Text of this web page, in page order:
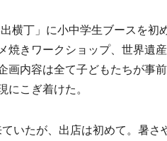
横丁」に小中学生ブースを初
焼きワークショップ、世界遺
画内容は全て子どもたちが事
こぎ着けた。
いたが、出店は初めて。暑さ